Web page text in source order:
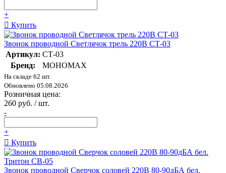
+
Купить
Звонок проводной Светлячок трель 220В СТ-03
Артикул: СТ-03
Бренд:
МОНОМАХ
На складе 62 шт.
Обновлено 05.08.2026
Розничная цена:
260 руб. / шт.
-
+
Купить
Звонок проводной Сверчок соловей 220В 80-90дБА бел.